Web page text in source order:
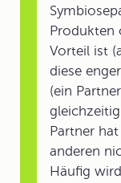
Produkten
Vorteil ist
diese
(ein
Partner
anderen
Häufig